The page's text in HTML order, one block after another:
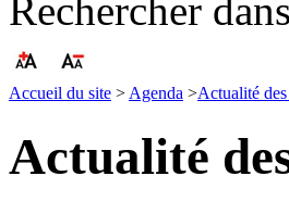
Rechercher
Accueil du site > Agenda >Actualité
Actualité